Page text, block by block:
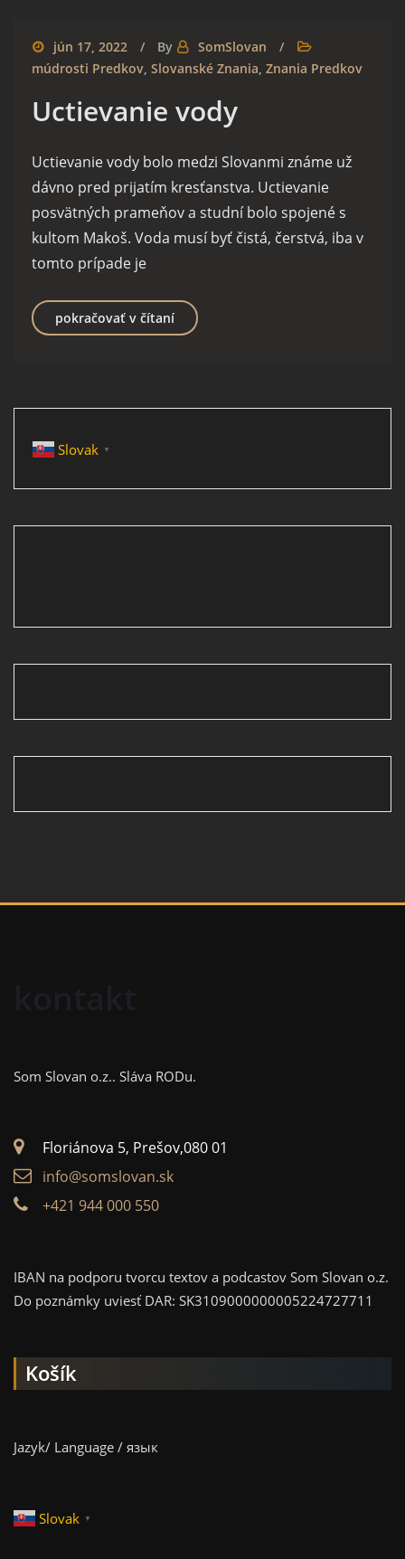
jún 17, 2022 By
SomSlovan
múdrosti Predkov, Slovanské Znania, Znania Predkov
Uctievanie vody
Uctievanie vody bolo medzi Slovanmi známe už
dávno pred prijatím kresťanstva. Uctievanie
posvätných prameňov a studní bolo spojené s
kultom Makoš. Voda musí byť čistá, čerstvá, iba v
tomto prípade je
pokračovať v čítaníUctievanie vody
Slovak ▼
Som Slovan o.z.. Sláva RODu.
Floriánova 5, Prešov,080 01
info@somslovan.sk
+421 944 000 550
IBAN na podporu tvorcu textov a podcastov Som Slovan o.z.
Do poznámky uviesť DAR: SK3109000000005224727711
Košík
Jazyk/ Language / язык
Slovak ▼